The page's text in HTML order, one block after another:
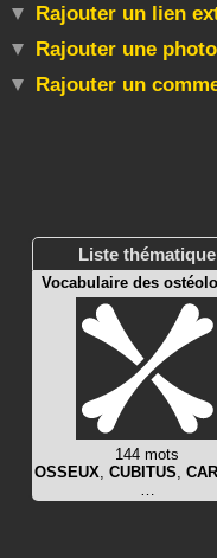
Rajouter un lien
Rajouter une
Rajouter un
Liste thématique
Vocabulaire des
144 mots
OSSEUX CUBITUS